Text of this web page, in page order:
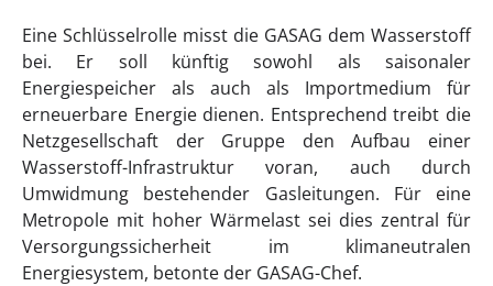
Eine Schlüsselrolle misst die GASAG dem Wasserstoff
bei. Er soll künftig sowohl als saisonaler
Energiespeicher als auch als Importmedium für
erneuerbare Energie dienen. Entsprechend treibt die
Netzgesellschaft der Gruppe den Aufbau einer
Wasserstoff-Infrastruktur voran, auch durch
Umwidmung bestehender Gasleitungen. Für eine
Metropole mit hoher Wärmelast sei dies zentral für
Versorgungssicherheit im klimaneutralen
Energiesystem, betonte der GASAG-Chef.